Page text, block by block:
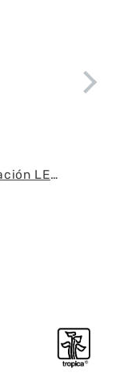
Fluval - Iluminación LED Nano Reef 4.0 de 25W